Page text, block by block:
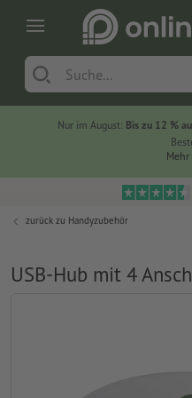
Nur im August: Bis zu 12 %
zurück zu Handyzubehör
USB-Hub mit 4